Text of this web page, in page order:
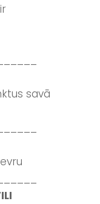
savā